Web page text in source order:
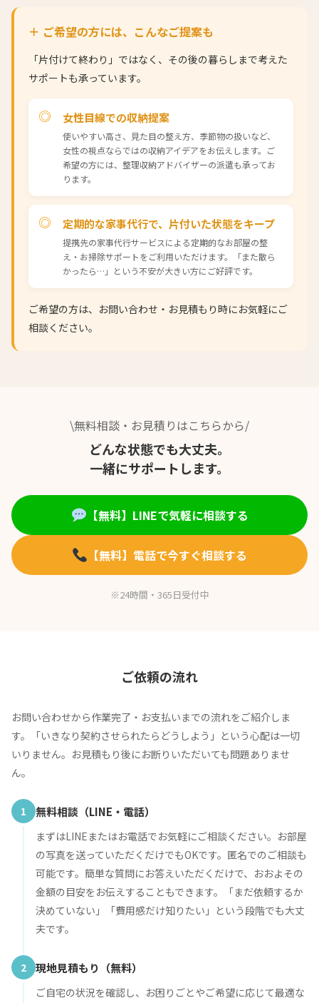
＋ ご希望の方には、こんなご提案も
「片付けて終わり」ではなく、その後の暮らしまで考えた
サポートも承っています。
女性目線での収納提案
使いやすい高さ、見た目の整え方、季節物の扱いなど、
女性の視点ならではの収納アイデアをお伝えします。ご
希望の方には、整理収納アドバイザーの派遣も承ってお
ります。
定期的な家事代行で、片付いた状態をキープ
提携先の家事代行サービスによる定期的なお部屋の整
え・お掃除サポートをご利用いただけます。「また散ら
かったら…」という不安が大きい方にご好評です。
ご希望の方は、お問い合わせ・お見積もり時にお気軽にご
相談ください。
\無料相談・お見積りはこちらから/
どんな状態でも大丈夫。
一緒にサポートします。
【無料】LINEで気軽に相談する
【無料】電話で今すぐ相談する
※24時間・365日受付中
ご依頼の流れ
お問い合わせから作業完了・お支払いまでの流れをご紹介しま
す。「いきなり契約させられたらどうしよう」という心配は一切
いりません。お見積もり後にお断りいただいても問題ありませ
ん。
1 無料相談（LINE・電話）
まずはLINEまたはお電話でお気軽にご相談ください。お部屋
の写真を送っていただくだけでもOKです。匿名でのご相談も
可能です。簡単な質問にお答えいただくだけで、おおよその
金額の目安をお伝えすることもできます。「まだ依頼するか
決めていない」「費用感だけ知りたい」という段階でも大丈
夫です。
2 現地見積もり（無料）
ご自宅の状況を確認し、お困りごとやご希望に応じて最適な